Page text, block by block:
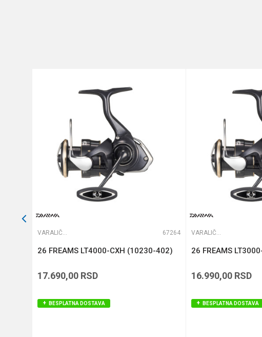
Anti-spam zaštita - izračunajte koliko je
VARALIČARSKE MAŠINICE 67264
26 FREAMS LT4000-CXH (10230-402)
17.690,00 RSD
BESPLATNA DOSTAVA
VARALIČARSKE MAŠINICE
26 FREAMS
16.990,00 RSD
BESPLATNA DOSTAVA